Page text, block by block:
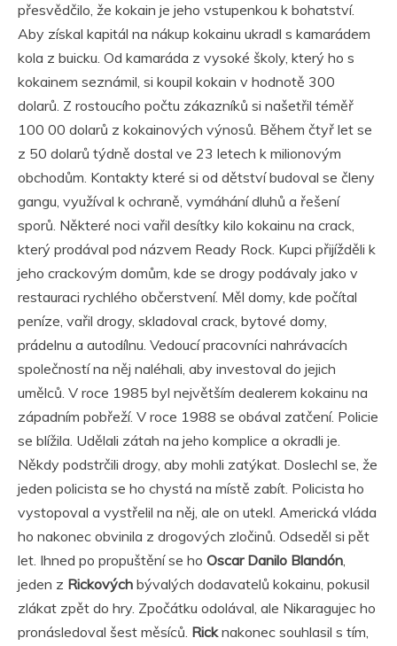
přesvědčilo, že kokain je jeho vstupenkou k bohatství.
Aby získal kapitál na nákup kokainu ukradl s kamarádem
kola z buicku. Od kamaráda z vysoké školy, který ho s
kokainem seznámil, si koupil kokain v hodnotě 300
dolarů. Z rostoucího počtu zákazníků si našetřil téměř
100 00 dolarů z kokainových výnosů. Během čtyř let se
z 50 dolarů týdně dostal ve 23 letech k milionovým
obchodům. Kontakty které si od dětství budoval se členy
gangu, využíval k ochraně, vymáhání dluhů a řešení
sporů. Některé noci vařil desítky kilo kokainu na crack,
který prodával pod názvem Ready Rock. Kupci přijížděli k
jeho crackovým domům, kde se drogy podávaly jako v
restauraci rychlého občerstvení. Měl domy, kde počítal
peníze, vařil drogy, skladoval crack, bytové domy,
prádelnu a autodílnu. Vedoucí pracovníci nahrávacích
společností na něj naléhali, aby investoval do jejich
umělců. V roce 1985 byl největším dealerem kokainu na
západním pobřeží. V roce 1988 se obával zatčení. Policie
se blížila. Udělali zátah na jeho komplice a okradli je.
Někdy podstrčili drogy, aby mohli zatýkat. Doslechl se, že
jeden policista se ho chystá na místě zabít. Policista ho
vystopoval a vystřelil na něj, ale on utekl. Americká vláda
ho nakonec obvinila z drogových zločinů. Odseděl si pět
let. Ihned po propuštění se ho Oscar Danilo Blandón,
jeden z Rickových bývalých dodavatelů kokainu, pokusil
zlákat zpět do hry. Zpočátku odolával, ale Nikaragujec ho
pronásledoval šest měsíců. Ricknakonec souhlasil s tím,